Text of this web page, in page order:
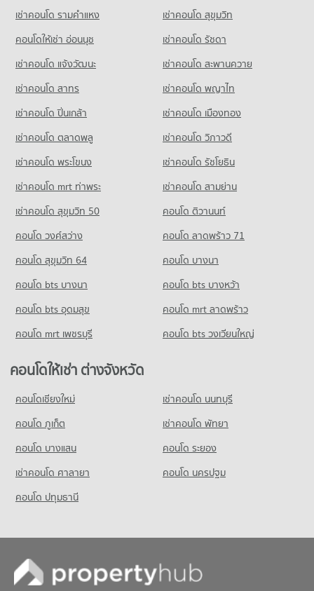
มีคอนโดให้เช่า 60,109 ประกาศ
ขายคอนโด รร.ไทยคริสเตียน
มีคอนโดขาย 21,892 ประกาศ
334 โครงการ
คอนโดให้เช่า รร.สมาคมไทย-ญี่ปุ่น
มีคอนโดขาย 6,907 ประกาศ
คอนโด รร.สาธิตม.ศรีนครินทรวิโรฒ ประสานมิตร
778 โครงการ
คอนโดให้เช่า รร.สาธิตม.ศรีนครินทรวิโรฒ ประสานมิตร
มีคอนโดให้เช่า 58,445 ประกาศ
ขายคอนโด รร.สาธิตม.ศรีนครินทรวิโรฒ ประสานมิตร
คอนโด รร.กุนนทีรุทธารามวิทยาคม
คอนโดให้เช่า รร.กุนนทีรุทธารามวิทยาคม
มีคอนโดให้เช่า 15,276 ประกาศ
ขายคอนโด รร.กุนนทีรุทธารามวิทยาคม
คอนโด โฮมโปร พลัส เพลินจิต
664 โครงการ
คอนโดให้เช่า โฮมโปร พลัส เพลินจิต
มีคอนโดให้เช่า 46,227 ประกาศ
ขายคอนโด โฮมโปร พลัส เพลินจิต
มีคอนโดขาย 17,315 ประกาศ
ขายคอนโด ถนนเพชรบุรี (ตัดใหม่) กรุงเทพฯ
มีคอนโดขาย 11,457 ประกาศ
128 โครงการ
คอนโดให้เช่า ถนนดินแดง
มีคอนโดขาย 5,500 ประกาศ
คอนโด อาคารภคินทร์
34 โครงการ
คอนโดให้เช่า อาคารภคินทร์
มีคอนโดให้เช่า 9,134 ประกาศ
ขายคอนโด อาคารภคินทร์
คอนโด อาคารเดอะไนน์ ทาวเวอร์
คอนโดให้เช่า อาคารเดอะไนน์ ทาวเวอร์
มีคอนโดให้เช่า 10,854 ประกาศ
มีคอนโดขาย 3,265 ประกาศ
คอนโด อาคารทรู ทาวเวอร์ รัชดา
คอนโดให้เช่า อาคารทรู ทาวเวอร์ รัชดา
มีคอนโดให้เช่า 10,198 ประกาศ
ขายคอนโด อาคารทรู ทาวเวอร์ รัชดา
มีคอนโดขาย 3,127 ประกาศ
คอนโด จีเอ็มเอ็ม แกรมมี่
มีคอนโดให้เช่า 21,030 ประกาศ
ขายคอนโด จีเอ็มเอ็ม แกรมมี่
คอนโดให้เช่า รพ.จักษุรัตนิน
มีคอนโดให้เช่า 29,439 ประกาศ
ขายคอนโด รพ.จักษุรัตนิน
มีคอนโดขาย 10,438 ประกาศ
คอนโด สถานเอกอัครราชทูตจีน
คอนโดให้เช่า สถานเอกอัครราชทูตจีน
มีคอนโดให้เช่า 12,957 ประกาศ
ขายคอนโด สถานเอกอัครราชทูตจีน
มีคอนโดขาย 4,374 ประกาศ
เช่าคอนโด รามคําแหง
เช่าคอนโด สุขุมวิท
คอนโดให้เช่า อ่อนนุช
เช่าคอนโด รัชดา
เช่าคอนโด แจ้งวัฒนะ
เช่าคอนโด สะพานควาย
เช่าคอนโด สาทร
เช่าคอนโด พญาไท
เช่าคอนโด ปิ่นเกล้า
เช่าคอนโด เมืองทอง
เช่าคอนโด ตลาดพลู
เช่าคอนโด วิภาวดี
เช่าคอนโด พระโขนง
เช่าคอนโด รัชโยธิน
เช่าคอนโด mrt ท่าพระ
เช่าคอนโด สามย่าน
เช่าคอนโด สุขุมวิท 50
คอนโด ติวานนท์
คอนโด วงศ์สว่าง
คอนโด ลาดพร้าว 71
คอนโด สุขุมวิท 64
คอนโด บางนา
คอนโด bts บางนา
คอนโด bts บางหว้า
คอนโด bts อุดมสุข
คอนโด mrt ลาดพร้าว
คอนโด mrt เพชรบุรี
คอนโด bts วงเวียนใหญ่
คอนโดให้เช่า ต่างจังหวัด
คอนโดเชียงใหม่
เช่าคอนโด นนทบุรี
คอนโด ภูเก็ต
เช่าคอนโด พัทยา
คอนโด บางแสน
คอนโด ระยอง
เช่าคอนโด ศาลายา
คอนโด นครปฐม
คอนโด ปทุมธานี